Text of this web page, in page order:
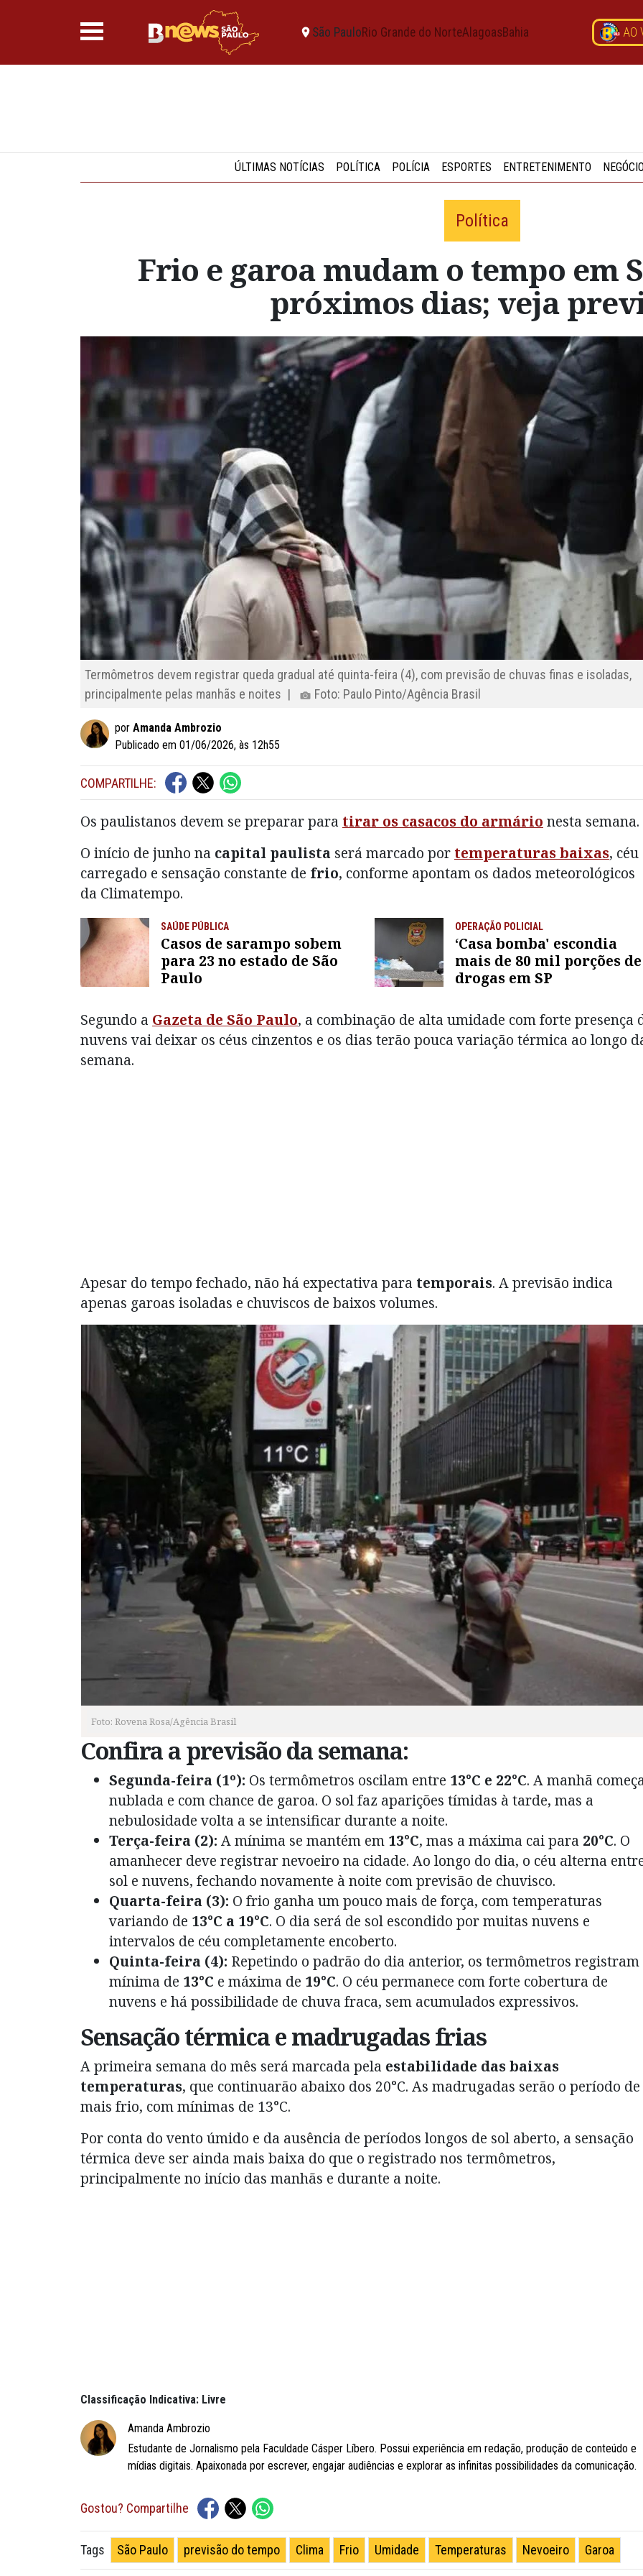
São PauloRio Grande do NorteAlagoasBahia AO
ÚLTIMAS NOTÍCIAS POLÍTICA POLÍCIA ESPORTES ENTRETENIMENTO
Política
Frio e garoa mudam o tempo em
próximos dias; veja
Termômetros devem registrar queda gradual até quinta-feira (4), com previsão de chuvas finas e isoladas,
principalmente pelas manhãs e noites |
Foto: Paulo Pinto/Agência Brasil
por Amanda Ambrozio
Publicado em 01/06/2026, às 12h55
COMPARTILHE:
Os paulistanos devem se preparar para tirar os casacos do armário nesta semana.
O início de junho na capital paulista será marcado por temperaturas baixas, céu
carregado e sensação constante de frio, conforme apontam os dados meteorológicos
da Climatempo.
SAÚDE PÚBLICA
Casos de sarampo sobem
para 23 no estado de São
Paulo
OPERAÇÃO POLICIAL
‘Casa bomba' escondia
mais de 80 mil porções de
drogas em SP
Segundo a Gazeta de São Paulo, a combinação de alta umidade com forte presença
nuvens vai deixar os céus cinzentos e os dias terão pouca variação térmica ao longo
semana.
Apesar do tempo fechado, não há expectativa para temporais. A previsão indica
apenas garoas isoladas e chuviscos de baixos volumes.
Foto: Rovena Rosa/Agência Brasil
Confira a previsão da semana:
Segunda-feira (1º): Os termômetros oscilam entre 13°C e 22°C. A manhã
nublada e com chance de garoa. O sol faz aparições tímidas à tarde, mas a
nebulosidade volta a se intensificar durante a noite.
Terça-feira (2): A mínima se mantém em 13°C, mas a máxima cai para 20°C. O
amanhecer deve registrar nevoeiro na cidade. Ao longo do dia, o céu alterna
sol e nuvens, fechando novamente à noite com previsão de chuvisco.
Quarta-feira (3): O frio ganha um pouco mais de força, com temperaturas
variando de 13°C a 19°C. O dia será de sol escondido por muitas nuvens e
intervalos de céu completamente encoberto.
Quinta-feira (4): Repetindo o padrão do dia anterior, os termômetros registram
mínima de 13°C e máxima de 19°C. O céu permanece com forte cobertura de
nuvens e há possibilidade de chuva fraca, sem acumulados expressivos.
Sensação térmica e madrugadas frias
A primeira semana do mês será marcada pela estabilidade das baixas
temperaturas, que continuarão abaixo dos 20°C. As madrugadas serão o período de
mais frio, com mínimas de 13°C.
Por conta do vento úmido e da ausência de períodos longos de sol aberto, a sensação
térmica deve ser ainda mais baixa do que o registrado nos termômetros,
principalmente no início das manhãs e durante a noite.
Classificação Indicativa: Livre
Amanda Ambrozio
Estudante de Jornalismo pela Faculdade Cásper Líbero. Possui experiência em redação, produção de conteúdo e
mídias digitais. Apaixonada por escrever, engajar audiências e explorar as infinitas possibilidades da comunicação.
Gostou? Compartilhe
Tags São Paulo previsão do tempo Clima Frio Umidade Temperaturas Nevoeiro Garoa